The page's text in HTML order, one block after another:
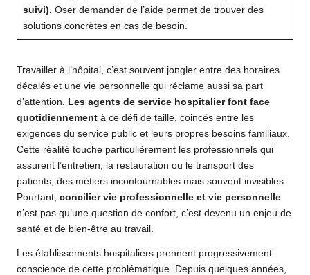
suivi). Oser demander de l’aide permet de trouver des
solutions concrètes en cas de besoin.
Travailler à l’hôpital, c’est souvent jongler entre des horaires
décalés et une vie personnelle qui réclame aussi sa part
d’attention. Les agents de service hospitalier font face
quotidiennement à ce défi de taille, coincés entre les
exigences du service public et leurs propres besoins familiaux.
Cette réalité touche particulièrement les professionnels qui
assurent l’entretien, la restauration ou le transport des
patients, des métiers incontournables mais souvent invisibles.
Pourtant, concilier vie professionnelle et vie personnelle
n’est pas qu’une question de confort, c’est devenu un enjeu de
santé et de bien-être au travail.
Les établissements hospitaliers prennent progressivement
conscience de cette problématique. Depuis quelques années,